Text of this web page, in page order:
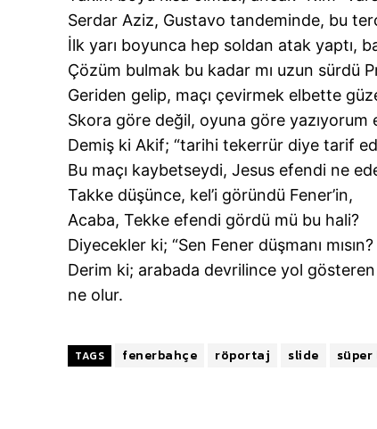
Serdar Aziz, Gustavo tandeminde, bu
İlk yarı boyunca hep soldan atak yaptı,
Çözüm bulmak bu kadar mı uzun sürdü
Geriden gelip, maçı çevirmek elbette
Skora göre değil, oyuna göre yazıyorum
Demiş ki Akif; “tarihi tekerrür diye tarif
Bu maçı kaybetseydi, Jesus efendi ne
Takke düşünce, kel’i göründü Fener’in,
Acaba, Tekke efendi gördü mü bu hali?
Diyecekler ki; “Sen Fener düşmanı
Derim ki; arabada devrilince yol
ne olur.
TAGS fenerbahçe röportaj slide süper